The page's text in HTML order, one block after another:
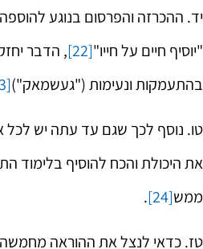
יד. ההכרזה והפרסום בנוגע
"יוסיף חיים על חייו"[22]
, הדבר
בהתעמקות ונעימות ("געשמאק")[23]
טו. נוסף לכך שגם עד עתה יש לכל
את היכולת והכח להוסיף בלימוד
ממש[24]
.
טז. כדאי לנצל את ההוראה מחמשה